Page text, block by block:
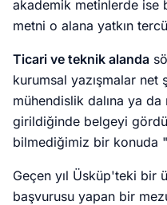
akademik metinlerde ise
metni o alana yatkın
Ticari ve teknik alanda
kurumsal yazışmalar net
mühendislik dalına ya
girildiğinde belgeyi
bilmediğimiz bir konuda
Geçen yıl Üsküp'teki bir
başvurusu yapan bir